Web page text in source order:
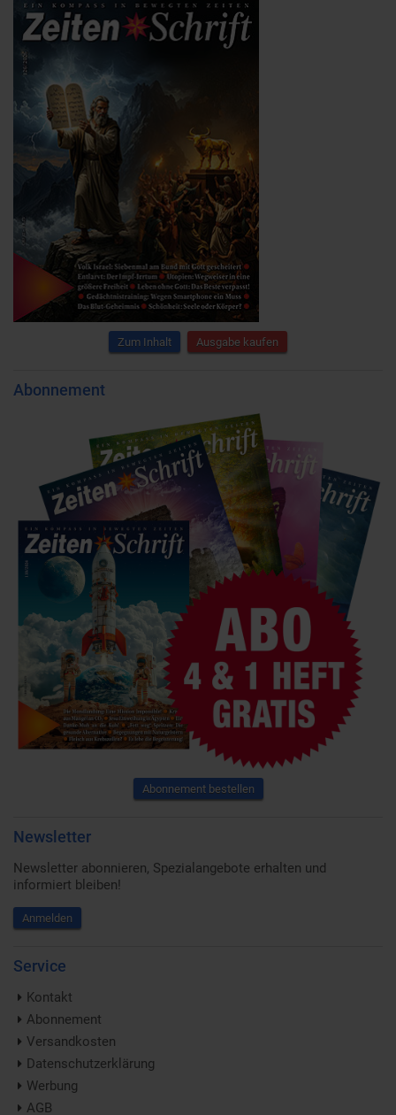
Zum Inhalt Ausgabe kaufen
Abonnement
Abonnement bestellen
Newsletter
Newsletter abonnieren, Spezialangebote erhalten und
informiert bleiben!
Anmelden
Service
Kontakt
Abonnement
Versandkosten
Datenschutzerklärung
Werbung
AGB